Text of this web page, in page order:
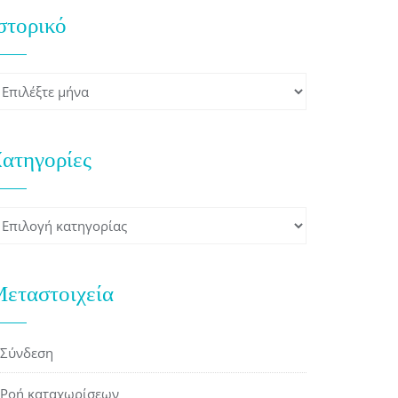
Σύνδεση
Ροή καταχωρίσεων